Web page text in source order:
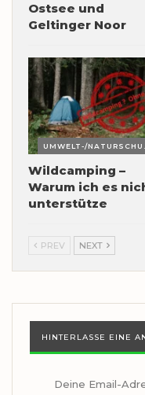
Ostsee und
Geltinger Noor
Wildcamping –
Warum ich es
unterstütze
PREV NEXT
HINTERLASSE EINE
Deine Email-